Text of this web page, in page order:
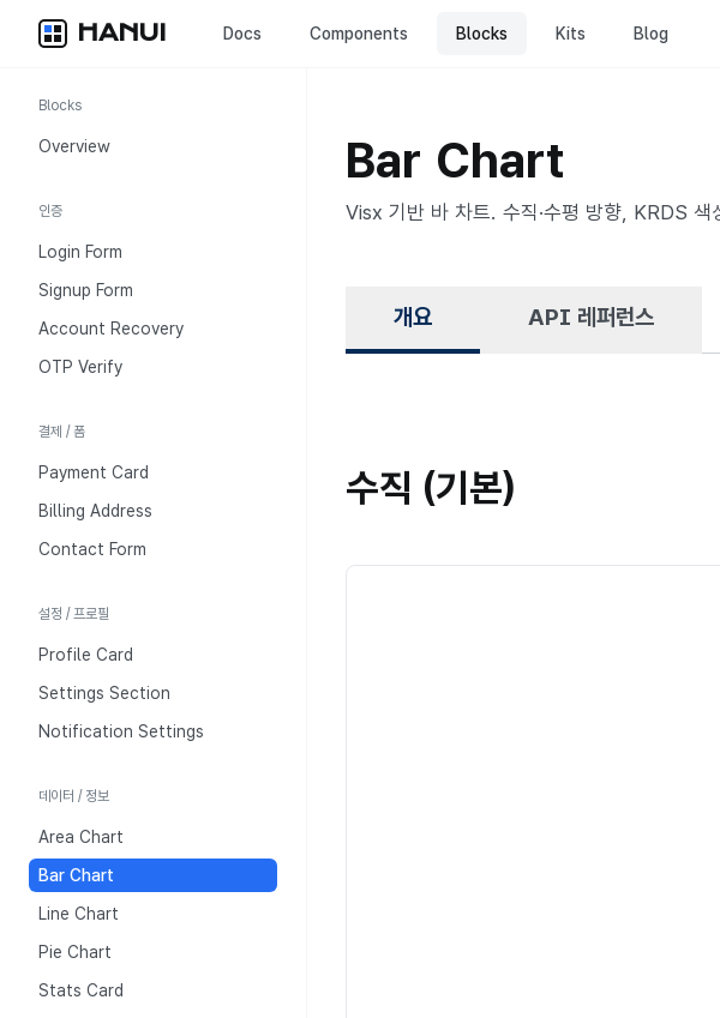
HANUI Docs Components Blocks Kits Blog
Blocks
Overview
인증
Login Form
Signup Form
Account Recovery
OTP Verify
결제 / 폼
Payment Card
Billing Address
Contact Form
설정 / 프로필
Profile Card
Settings Section
Notification Settings
데이터 / 정보
Area Chart
Bar Chart
Line Chart
Pie Chart
Stats Card
Bar Chart
Visx 기반 바 차트. 수직·수평 방향, KRDS
개요 API 레퍼런스
수직 (기본)